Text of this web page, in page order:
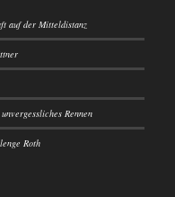
auf der Mitteldistanz
Rennen
Roth